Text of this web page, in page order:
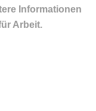
Informationen
Arbeit.